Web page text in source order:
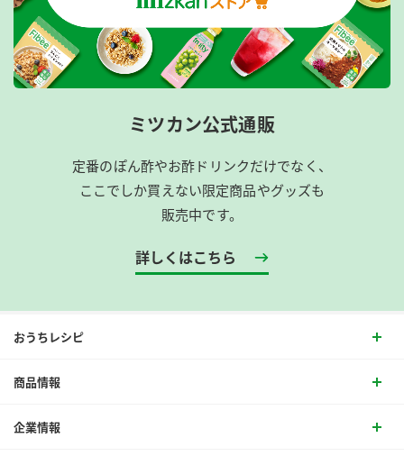
ミツカン公式通販
定番のぽん酢やお酢ドリンクだけでなく、
ここでしか買えない限定商品やグッズも
販売中です。
詳しくはこちら
おうちレシピ
商品情報
企業情報